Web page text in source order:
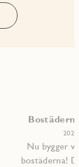
Nu bygger
bostäderna!